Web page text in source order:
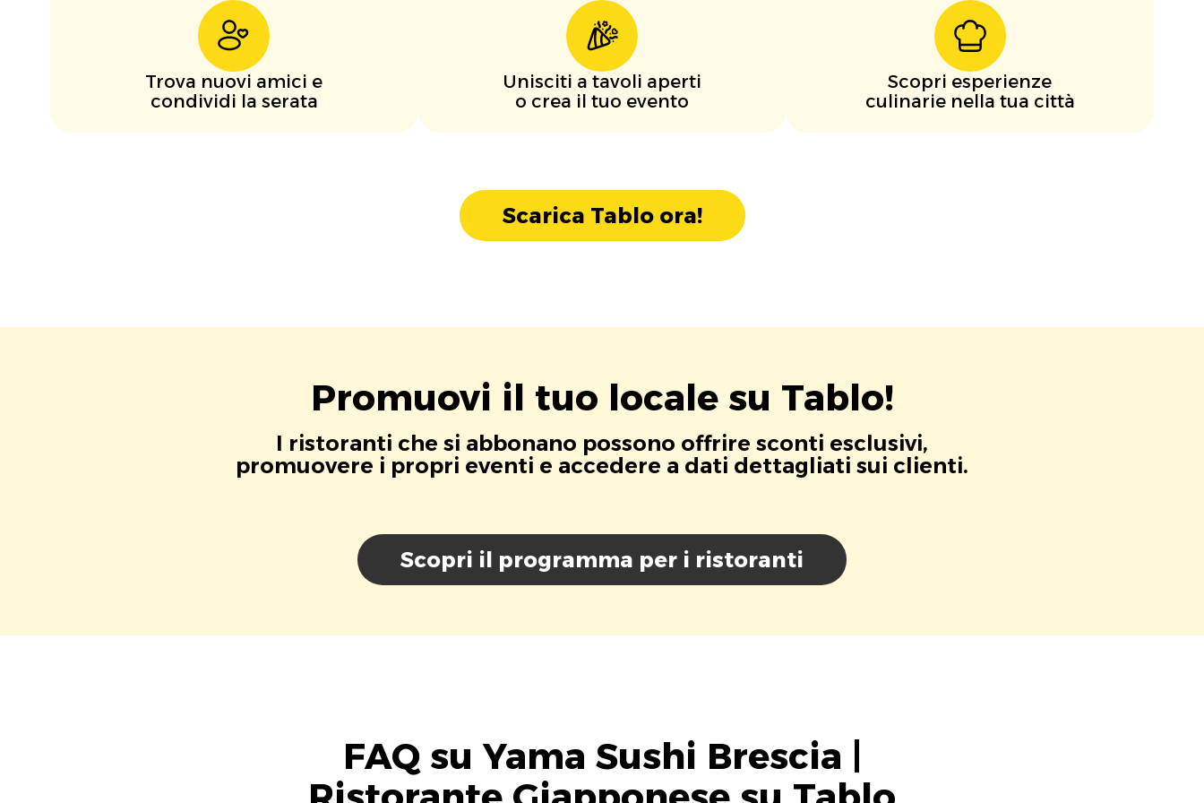
Trova nuovi amici e
condividi la serata
Unisciti a tavoli aperti
o crea il tuo evento
Scopri esperienze
culinarie nella tua città
Scarica Tablo ora!
Promuovi il tuo locale su Tablo!
I ristoranti che si abbonano possono offrire sconti esclusivi,
promuovere i propri eventi e accedere a dati dettagliati sui clienti.
Scopri il programma per i ristoranti
FAQ su Yama Sushi Brescia |